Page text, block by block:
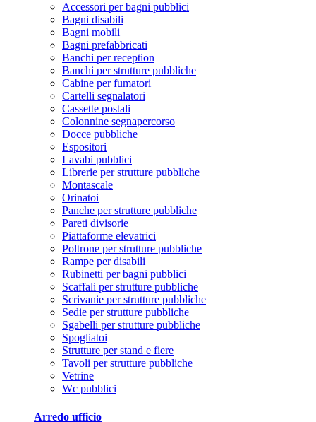
Accessori per bagni pubblici
Bagni disabili
Bagni mobili
Bagni prefabbricati
Banchi per reception
Banchi per strutture pubbliche
Cabine per fumatori
Cartelli segnalatori
Cassette postali
Colonnine segnapercorso
Docce pubbliche
Espositori
Lavabi pubblici
Librerie per strutture pubbliche
Montascale
Orinatoi
Panche per strutture pubbliche
Pareti divisorie
Piattaforme elevatrici
Poltrone per strutture pubbliche
Rampe per disabili
Rubinetti per bagni pubblici
Scaffali per strutture pubbliche
Scrivanie per strutture pubbliche
Sedie per strutture pubbliche
Sgabelli per strutture pubbliche
Spogliatoi
Strutture per stand e fiere
Tavoli per strutture pubbliche
Vetrine
Wc pubblici
Arredo ufficio